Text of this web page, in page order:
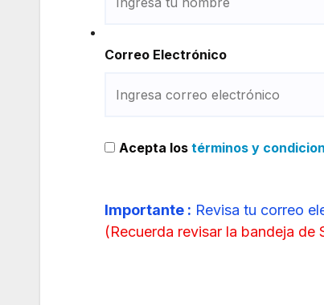
Correo Electrónico
Acepta los términos y
Importante : Revisa tu correo
(Recuerda revisar la bandeja de